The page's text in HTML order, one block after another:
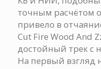
точным расчётом
привело в
Cut Fire Wood And
достойный трек с
На первый взгляд